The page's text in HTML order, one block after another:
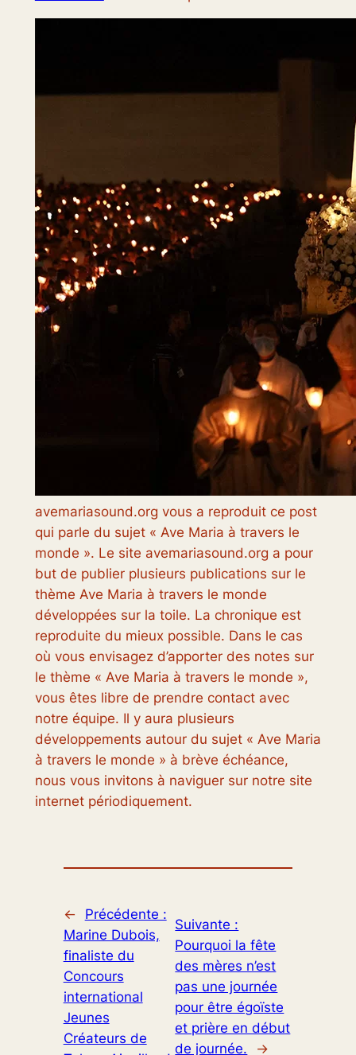
avemariasound.org vous a reproduit ce post
qui parle du sujet « Ave Maria à travers le
monde ». Le site avemariasound.org a pour
but de publier plusieurs publications sur le
thème Ave Maria à travers le monde
développées sur la toile. La chronique est
reproduite du mieux possible. Dans le cas
où vous envisagez d’apporter des notes sur
le thème « Ave Maria à travers le monde »,
vous êtes libre de prendre contact avec
notre équipe. Il y aura plusieurs
développements autour du sujet « Ave Maria
à travers le monde » à brève échéance,
nous vous invitons à naviguer sur notre site
internet périodiquement.
←
Précédente :
Marine Dubois,
finaliste du
Concours
international
Jeunes
Créateurs de
Suivante :
Pourquoi la fête
des mères n’est
pas une journée
pour être égoïste
et prière en début
de journée.
→